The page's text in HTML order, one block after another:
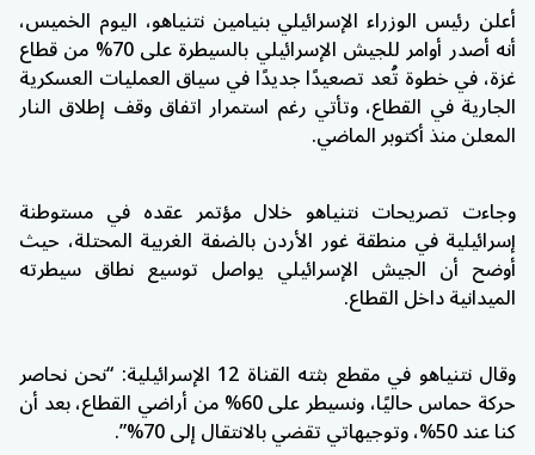
أعلن رئيس الوزراء الإسرائيلي بنيامين نتنياهو، اليوم الخميس،
أنه أصدر أوامر للجيش الإسرائيلي بالسيطرة على 70% من قطاع
غزة، في خطوة تُعد تصعيدًا جديدًا في سياق العمليات العسكرية
الجارية في القطاع، وتأتي رغم استمرار اتفاق وقف إطلاق النار
المعلن منذ أكتوبر الماضي.
وجاءت تصريحات نتنياهو خلال مؤتمر عقده في مستوطنة
إسرائيلية في منطقة غور الأردن بالضفة الغربية المحتلة، حيث
أوضح أن الجيش الإسرائيلي يواصل توسيع نطاق سيطرته
الميدانية داخل القطاع.
وقال نتنياهو في مقطع بثته القناة 12 الإسرائيلية: “نحن نحاصر
حركة حماس حاليًا، ونسيطر على 60% من أراضي القطاع، بعد أن
كنا عند 50%، وتوجيهاتي تقضي بالانتقال إلى 70%”.